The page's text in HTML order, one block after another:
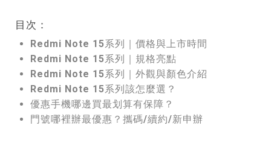
目次：
Redmi Note 15系列｜價格與上市時間
Redmi Note 15系列｜規格亮點
Redmi Note 15系列｜外觀與顏色介紹
Redmi Note 15系列該怎麼選？
優惠手機哪邊買最划算有保障？
門號哪裡辦最優惠？攜碼/續約/新申辦